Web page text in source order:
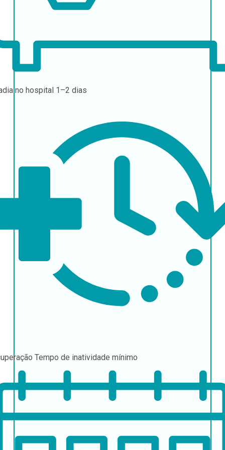
no hospital 1–2 dias
Tempo de inatividade mínimo